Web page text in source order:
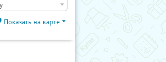
Показать на карте